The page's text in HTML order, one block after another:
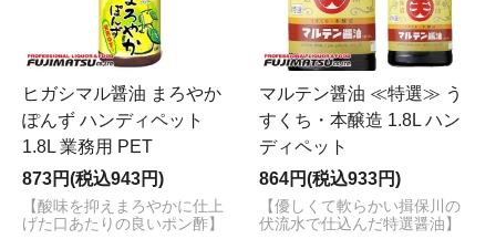
ヒガシマル醤油 まろやか
ぽんず ハンディペット
1.8L 業務用 PET
873円(税込943円)
【酸味を抑えまろやかに仕上
げた口あたりの良いポン酢】
マルテン醤油 ≪特選≫ う
すくち・本醸造 1.8L ハン
ディペット
864円(税込933円)
【優しくて軟らかい揖保川の
伏流水で仕込んだ特選醤油】